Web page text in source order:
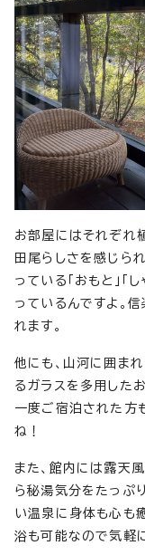
お部屋にはそれぞれ
田尾らしさを感じら
っている「おもと」「
っているんですよ。
れます。
他にも、山河に囲ま
るガラスを多用した
一度ご宿泊された方
ね！
また、館内には露天
ら秘湯気分をたっぷ
い温泉に身体も心も
浴も可能なので気軽